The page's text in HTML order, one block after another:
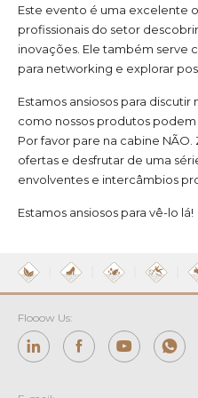
Este evento é uma excelente
profissionais do setor
inovações. Ele também serve
para networking e explorar
Estamos ansiosos para discutir
como nossos produtos podem
Por favor pare na cabine NÃO.
ofertas e desfrutar de uma
envolventes e intercâmbios
Estamos ansiosos para vê-lo lá!
Flooow Us: